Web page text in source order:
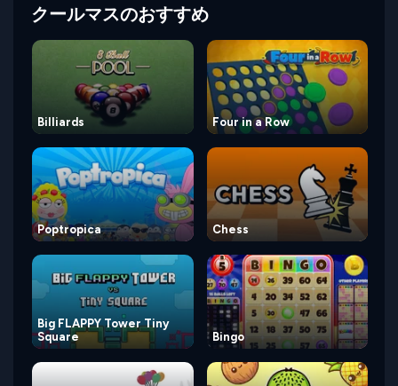
クールマスのおすすめ
Billiards Four in a Row
Poptropica Chess
Big FLAPPY Tower Tiny
Square
Bingo